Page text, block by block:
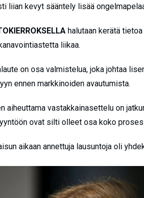
liian kevyt sääntely lisää
halutaan kerätä
liikaa.
on osa valmistelua, joka johtaa
ennen markkinoiden avautumista.
aiheuttama vastakkainasettelu on
ovat silti olleet osa koko
aikaan annettuja lausuntoja oli